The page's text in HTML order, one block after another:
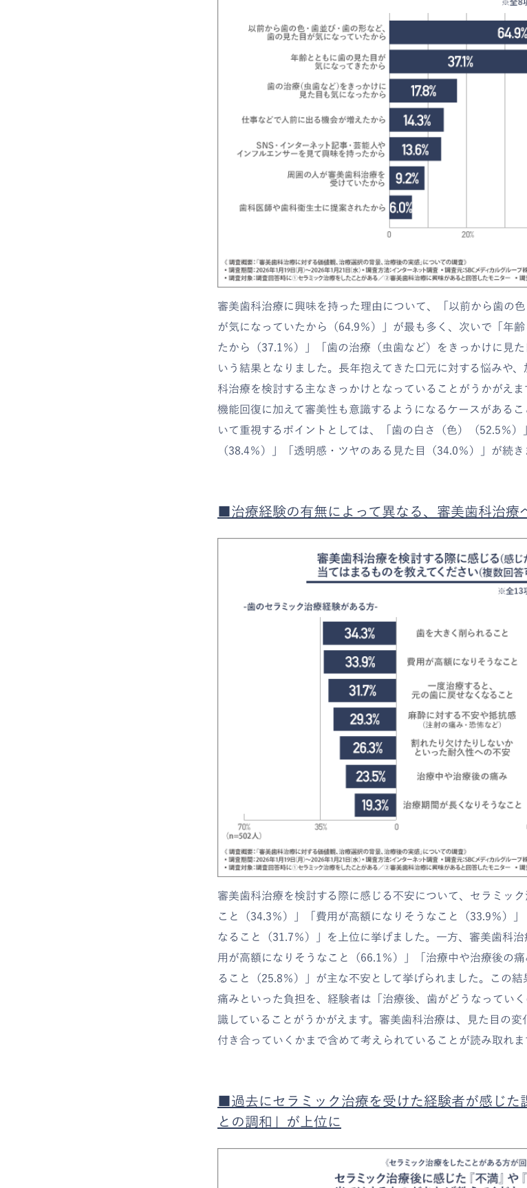
審美歯科治療に興味を持った理由について、「以前から歯の
が気になっていたから（64.9％）」が最も多く、次いで「年
たから（37.1％）」「歯の治療（虫歯など）をきっかけに見
いう結果となりました。長年抱えてきた口元に対する悩みや
科治療を検討する主なきっかけとなっていることがうかがえま
機能回復に加えて審美性も意識するようになるケースがある
いて重視するポイントとしては、「歯の白さ（色）（52.5％
（38.4％）」「透明感・ツヤのある見た目（34.0％）」が続き
■治療経験の有無によって異なる、審美歯科治療
審美歯科治療を検討する際に感じる不安について、セラミッ
こと（34.3％）」「費用が高額になりそうなこと（33.9％）
なること（31.7％）」を上位に挙げました。一方、審美歯科
用が高額になりそうなこと（66.1％）」「治療中や治療後の
ること（25.8％）」が主な不安として挙げられました。この
痛みといった負担を、経験者は「治療後、歯がどうなってい
識していることがうかがえます。審美歯科治療は、見た目の
付き合っていくかまで含めて考えられていることが読み取れま
■過去にセラミック治療を受けた経験者が感じた
との調和」が上位に